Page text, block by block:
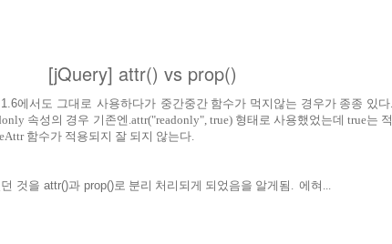
[jQuery] attr() vs prop()
1.6에서도 그대로 사용하다가 중간중간 함수가 먹지않는 경우가 종종 있다.
속성의 경우 기존엔.attr("readonly", true) 형태로 사용했었는데 true는 적
함수가 적용되지 잘 되지 않는다.
것을 attr()과 prop()로 분리 처리되게 되었음을 알게됨. 에혀...